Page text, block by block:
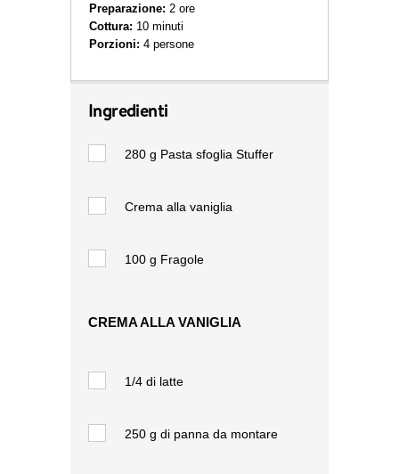
Preparazione: 2 ore
Cottura: 10 minuti
Porzioni: 4 persone
Ingredienti
280 g Pasta sfoglia Stuffer
Crema alla vaniglia
100 g Fragole
CREMA ALLA VANIGLIA
1/4 di latte
250 g di panna da montare